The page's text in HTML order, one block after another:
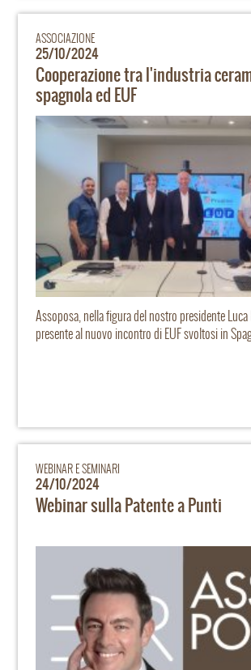
ASSOCIAZIONE
25/10/2024
Cooperazione tra l'industria
spagnola ed EUF
Assoposa, nella figura del nostro presidente Luca
presente al nuovo incontro di EUF svoltosi in
WEBINAR E SEMINARI
24/10/2024
Webinar sulla Patente a Punti